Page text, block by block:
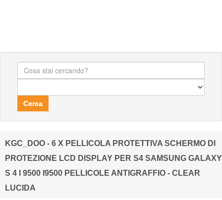
Cerca
KGC_DOO - 6 X PELLICOLA PROTETTIVA SCHERMO DI
PROTEZIONE LCD DISPLAY PER S4 SAMSUNG GALAXY
S 4 I 9500 I9500 PELLICOLE ANTIGRAFFIO - CLEAR
LUCIDA